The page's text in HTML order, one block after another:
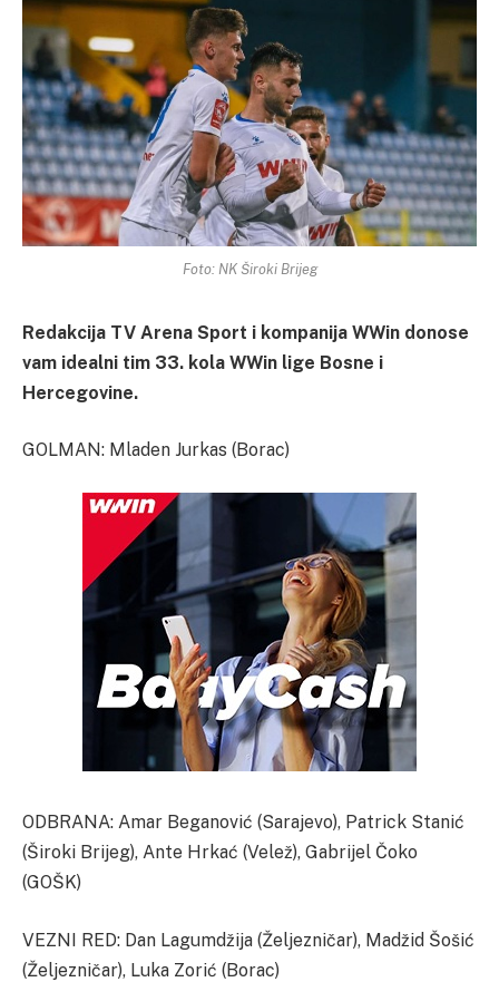
Foto: NK Široki Brijeg
Redakcija TV Arena Sport i kompanija WWin donose
vam idealni tim 33. kola WWin lige Bosne i
Hercegovine.
GOLMAN: Mladen Jurkas (Borac)
ODBRANA: Amar Beganović (Sarajevo), Patrick Stanić
(Široki Brijeg), Ante Hrkać (Velež), Gabrijel Čoko
(GOŠK)
VEZNI RED: Dan Lagumdžija (Željezničar), Madžid Šošić
(Željezničar), Luka Zorić (Borac)